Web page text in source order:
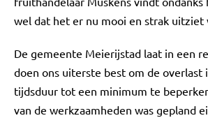
wel dat het er nu mooi en strak uitziet
De gemeente Meierijstad laat in een
doen ons uiterste best om de overlast
tijdsduur tot een minimum te
van de werkzaamheden was gepland